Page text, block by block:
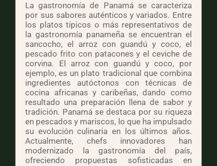
La gastronomía de Panamá se caracteriza
por sus sabores auténticos y variados. Entre
los platos típicos o más representativos de
la gastronomía panameña se encuentran el
sancocho, el arroz con guandú y coco, el
pescado frito con patacones y el ceviche de
corvina. El arroz con guandú y coco, por
ejemplo, es un plato tradicional que combina
ingredientes autóctonos con técnicas de
cocina africanas y caribeñas, dando como
resultado una preparación llena de sabor y
tradición. Panamá se destaca por su riqueza
en pescados y mariscos, lo que ha impulsado
su evolución culinaria en los últimos años.
Actualmente, chefs innovadores han
modernizado la gastronomía del país,
ofreciendo propuestas sofisticadas en